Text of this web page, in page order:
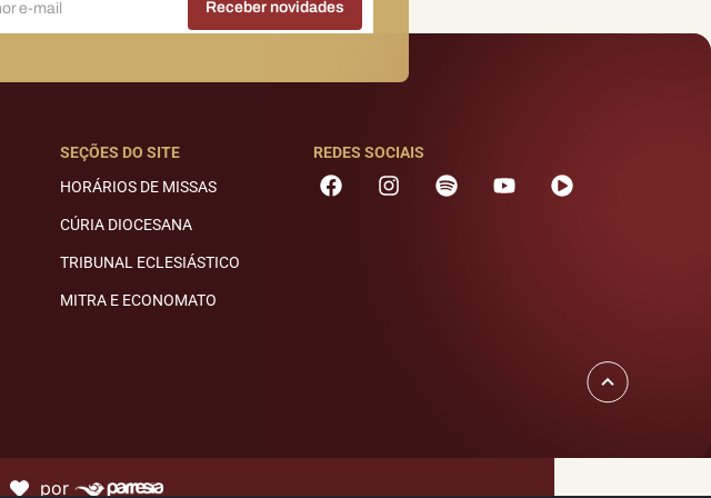
SEÇÕES DO SITE
HORÁRIOS DE MISSAS
CÚRIA DIOCESANA
TRIBUNAL ECLESIÁSTICO
MITRA E ECONOMATO
REDES SOCIAIS
por